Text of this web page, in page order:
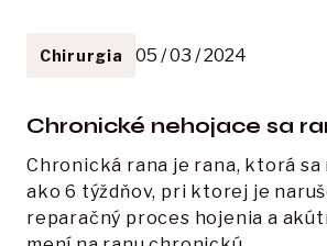
Chirurgia 05 / 03 / 2024
Chronické nehojace sa
Chronická rana je rana, ktorá sa
ako 6 týždňov, pri ktorej je
reparačný proces hojenia a